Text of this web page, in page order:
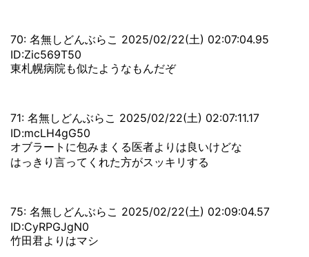
70: 名無しどんぶらこ 2025/02/22(土) 02:07:04.95
ID:Zic569T50
東札幌病院も似たようなもんだぞ
71: 名無しどんぶらこ 2025/02/22(土) 02:07:11.17
ID:mcLH4gG50
オブラートに包みまくる医者よりは良いけどな
はっきり言ってくれた方がスッキリする
75: 名無しどんぶらこ 2025/02/22(土) 02:09:04.57
ID:CyRPGJgN0
竹田君よりはマシ